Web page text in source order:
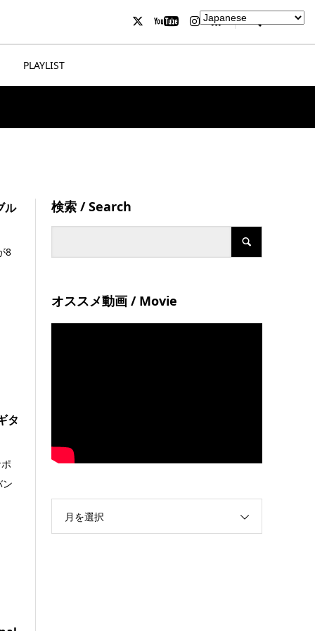
PLAYLIST
ル
8
タ
検索 / Search
オススメ動画 / Movie
月を選択